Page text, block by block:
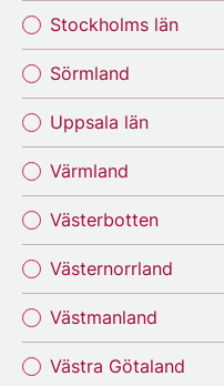
Stockholms län
Sörmland
Uppsala län
Värmland
Västerbotten
Västernorrland
Västmanland
Västra Götaland